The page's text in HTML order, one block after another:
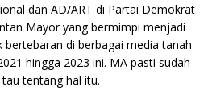
dan AD/ART di Partai Demokrat
Mayor yang bermimpi menjadi
bertebaran di berbagai media tanah
hingga 2023 ini. MA pasti sudah
tentang hal itu.